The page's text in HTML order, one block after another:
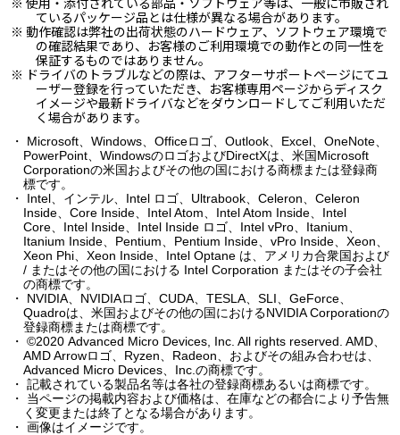
※ 使用・添付されている部品・ソフトウェア等は、一般に市販され
ているパッケージ品とは仕様が異なる場合があります。
※ 動作確認は弊社の出荷状態のハードウェア、ソフトウェア環境で
の確認結果であり、お客様のご利用環境での動作との同一性を
保証するものではありません。
※ ドライバのトラブルなどの際は、アフターサポートページにてユ
ーザー登録を行っていただき、お客様専用ページからディスク
イメージや最新ドライバなどをダウンロードしてご利用いただ
く場合があります。
・ Microsoft、Windows、Officeロゴ、Outlook、Excel、OneNote、
PowerPoint、WindowsのロゴおよびDirectXは、米国Microsoft
Corporationの米国およびその他の国における商標または登録商
標です。
・ Intel、インテル、Intel ロゴ、Ultrabook、Celeron、Celeron
Inside、Core Inside、Intel Atom、Intel Atom Inside、Intel
Core、Intel Inside、Intel Inside ロゴ、Intel vPro、Itanium、
Itanium Inside、Pentium、Pentium Inside、vPro Inside、Xeon、
Xeon Phi、Xeon Inside、Intel Optane は、アメリカ合衆国および
/ またはその他の国における Intel Corporation またはその子会社
の商標です。
・ NVIDIA、NVIDIAロゴ、CUDA、TESLA、SLI、GeForce、
Quadroは、米国およびその他の国におけるNVIDIA Corporationの
登録商標または商標です。
・ ©2020 Advanced Micro Devices, Inc. All rights reserved. AMD、
AMD Arrowロゴ、Ryzen、Radeon、およびその組み合わせは、
Advanced Micro Devices、Inc.の商標です。
・ 記載されている製品名等は各社の登録商標あるいは商標です。
・ 当ページの掲載内容および価格は、在庫などの都合により予告無
く変更または終了となる場合があります。
・ 画像はイメージです。